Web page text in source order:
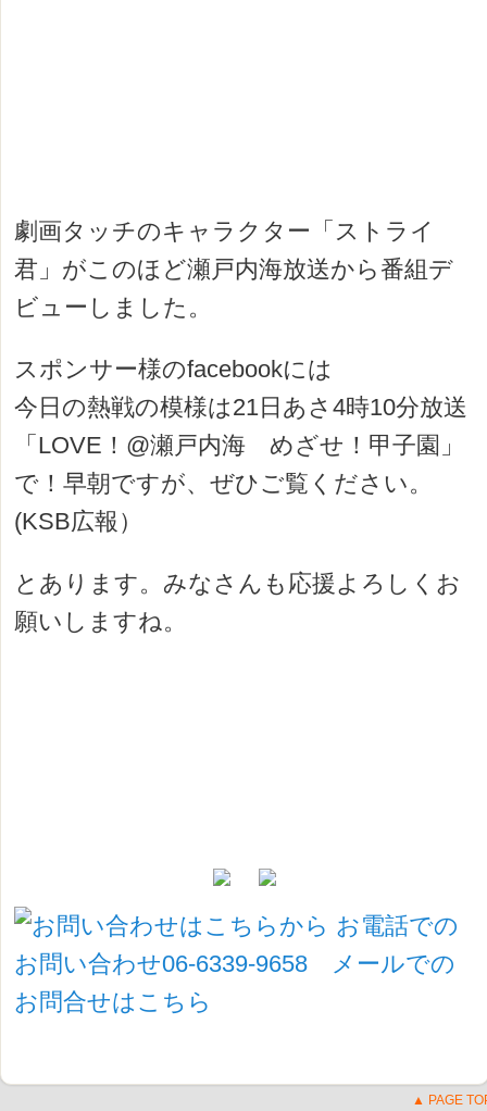
劇画タッチのキャラクター「ストライ
君」がこのほど瀬戸内海放送から番組デ
ビューしました。
スポンサー様のfacebookには
今日の熱戦の模様は21日あさ4時10分放送
「LOVE ！@瀬戸内海 めざせ！甲子園」
で！早朝ですが、ぜひご覧ください。
(KSB広報）
とあります。みなさんも応援よろしくお
願いしますね。
▲ PAGE